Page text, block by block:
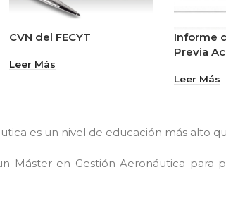
CVN del FECYT
Leer Más
Informe
Previa
Leer Más
es un nivel de educación más alto
Máster en Gestión Aeronáutica para